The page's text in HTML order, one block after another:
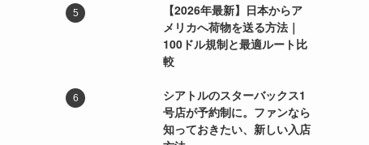
【2026年最新】日本からア
メリカへ荷物を送る方法｜
100ドル規制と最適ルート比
較
シアトルのスターバックス1
号店が予約制に。ファンなら
知っておきたい、新しい入店